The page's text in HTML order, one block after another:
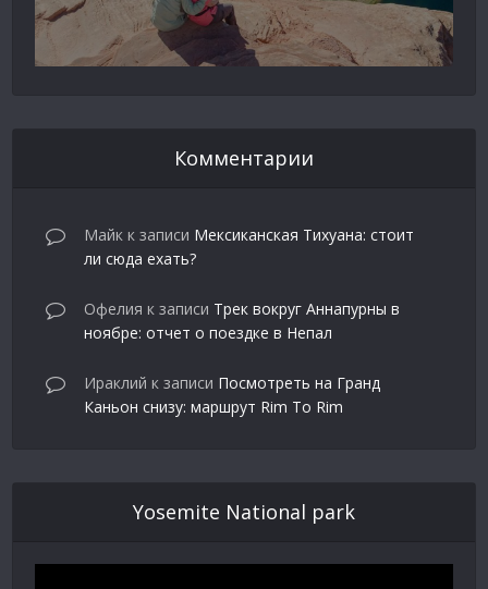
Комментарии
Майк к записи Мексиканская Тихуана: стоит
ли сюда ехать?
Офелия к записи Трек вокруг Аннапурны в
ноябре: отчет о поездке в Непал
Ираклий к записи Посмотреть на Гранд
Каньон снизу: маршрут Rim To Rim
Yosemite National park